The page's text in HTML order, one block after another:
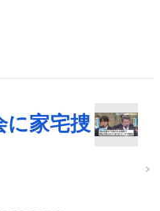
に家宅捜